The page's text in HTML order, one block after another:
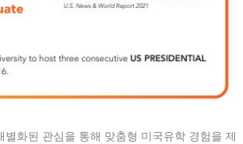
화된 관심을 통해 맞춤형 미국유학 경험을 제